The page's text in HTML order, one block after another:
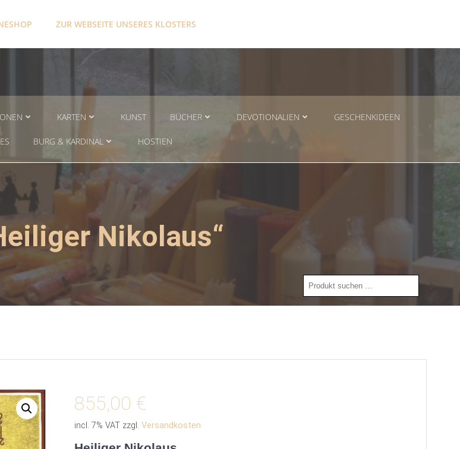
ZUR WEBSEITE UNSERES KLOSTERS
KARTEN KUNST BÜCHER DEVOTIONALIEN GESCHENKIDEEN
BURG & KARDINAL HOSTIEN
Nikolaus“
Produkt
suchen
855,00 €
incl. 7% VAT zzgl. Versandkosten